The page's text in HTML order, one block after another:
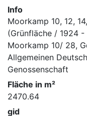
Info
Moorkamp 10, 12,
(Grünfläche / 1924 -
Moorkamp 10/ 28,
Allgemeinen
Genossenschaft
Fläche in m²
2470.64
gid